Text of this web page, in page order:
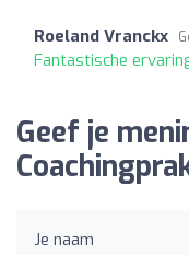
Roeland Vranckx
Fantastische
Geef je
Je naam